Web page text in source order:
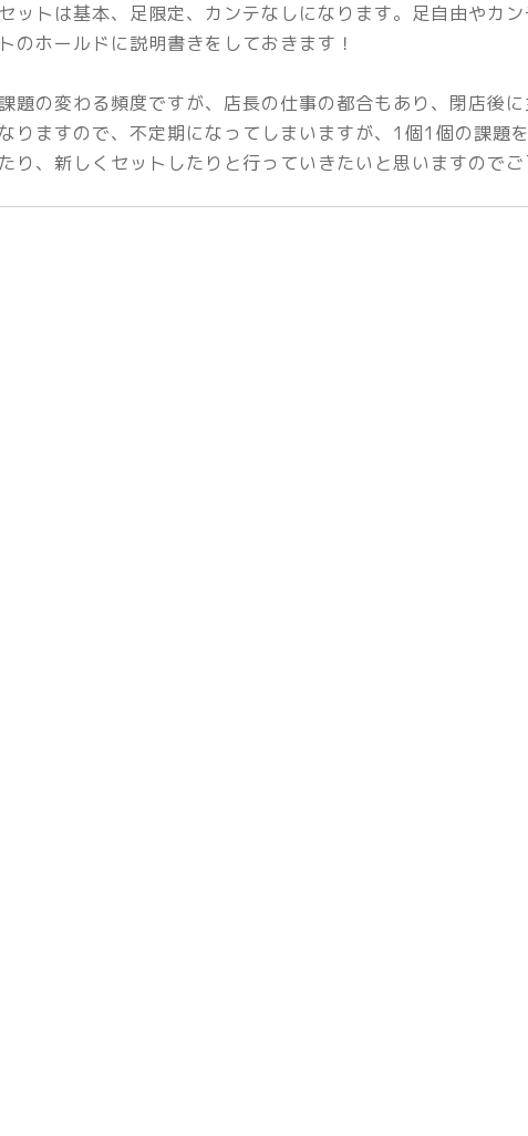
ットは基本、足限定、カンテなしになります。足自由やカ
のホールドに説明書きをしておきます！
題の変わる頻度ですが、店長の仕事の都合もあり、閉店後
りますので、 不定期になってしまいますが、1個1個の課題
り、新しくセットしたりと行っていきたいと思いますのでご